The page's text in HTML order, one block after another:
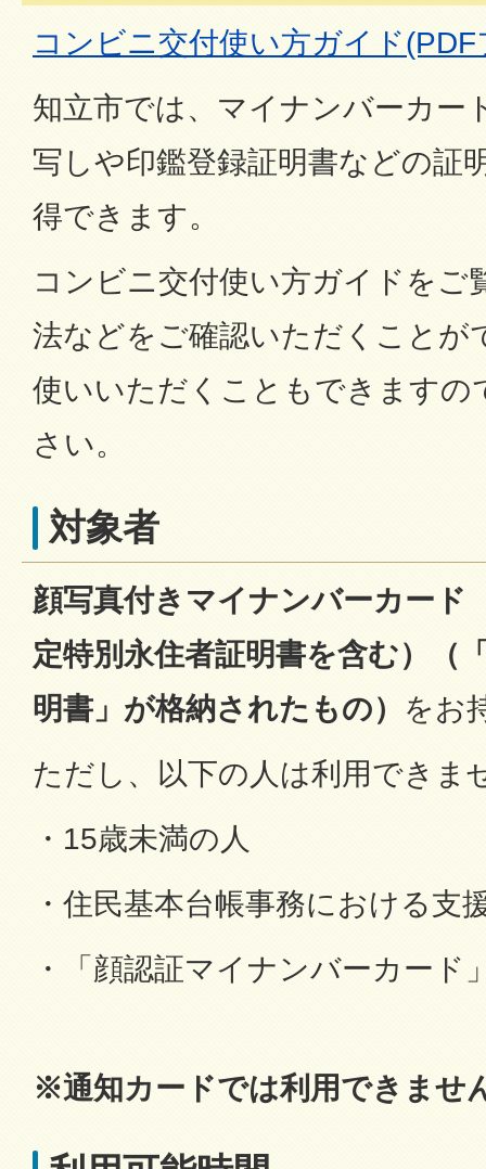
コンビニ交付使い方ガイド
知立市では、マイナンバーカー
写しや印鑑登録証明書などの証
得できます。
コンビニ交付使い方ガイドをご
法などをご確認いただくことが
使いいただくこともできますの
さい。
対象者
顔写真付きマイナンバーカード
定特別永住者証明書を含む）（
明書」が格納されたもの） をお
ただし、以下の人は利用できま
・15歳未満の人
・住民基本台帳事務における支
・「顔認証マイナンバーカード
※通知カードでは利用できませ